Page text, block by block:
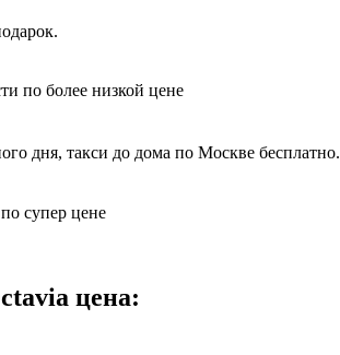
по более низкой цене
дня, такси до дома по Москве бесплатно.
супер цене
цена: